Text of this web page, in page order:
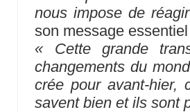
nous impose de
son message essentiel
« Cette grande
changements du
crée pour avant-hier,
savent bien et ils sont